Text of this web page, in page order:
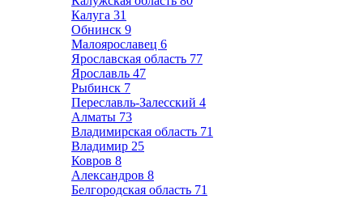
Калуга 31
Обнинск 9
Малоярославец 6
Ярославская область 77
Ярославль 47
Рыбинск 7
Переславль-Залесский 4
Алматы 73
Владимирская область 71
Владимир 25
Ковров 8
Александров 8
Белгородская область 71